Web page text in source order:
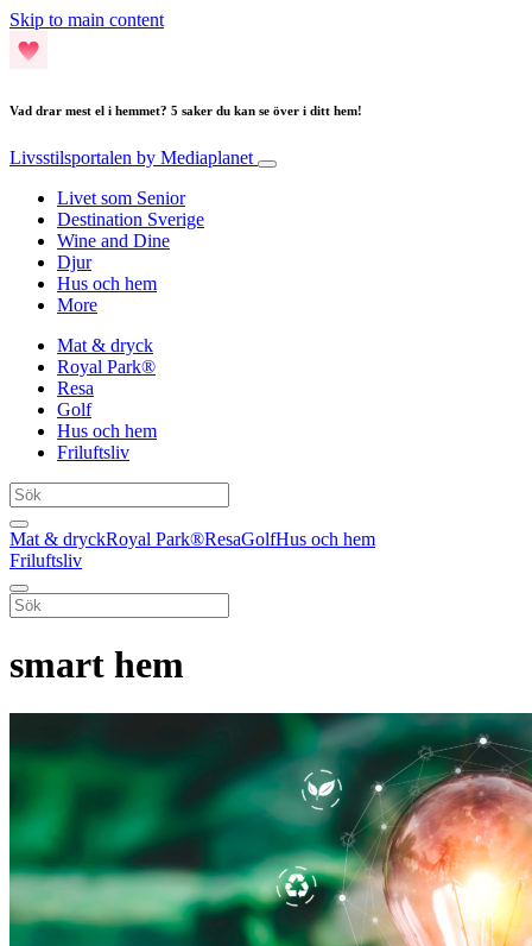
Skip to main content
Vad drar mest el i hemmet? 5 saker du kan se över i ditt hem!
Livsstilsportalen by Mediaplanet
Livet som Senior
Destination Sverige
Wine and Dine
Djur
Hus och hem
More
Mat & dryck
Royal Park®
Resa
Golf
Hus och hem
Friluftsliv
Mat & dryckRoyal Park®ResaGolfHus och hem
Friluftsliv
smart hem